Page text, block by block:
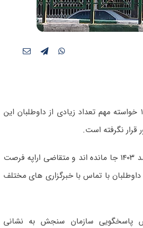
فرصت مجدد و تمدید ثبت نام کنکور کارشناسی ارشد ۱۴۰۳ خواسته مهم تعداد زیادی از داوطلبان این
نگرفته است.
، داوطلبان زیادی از ثبت نام کنکور ارشد ۱۴۰۳ جا مانده اند و متقاضی اراپه فرصت
با تماس با خبرگزاری های مختلف
پاسخگویی سازمان سنجش به نشانی